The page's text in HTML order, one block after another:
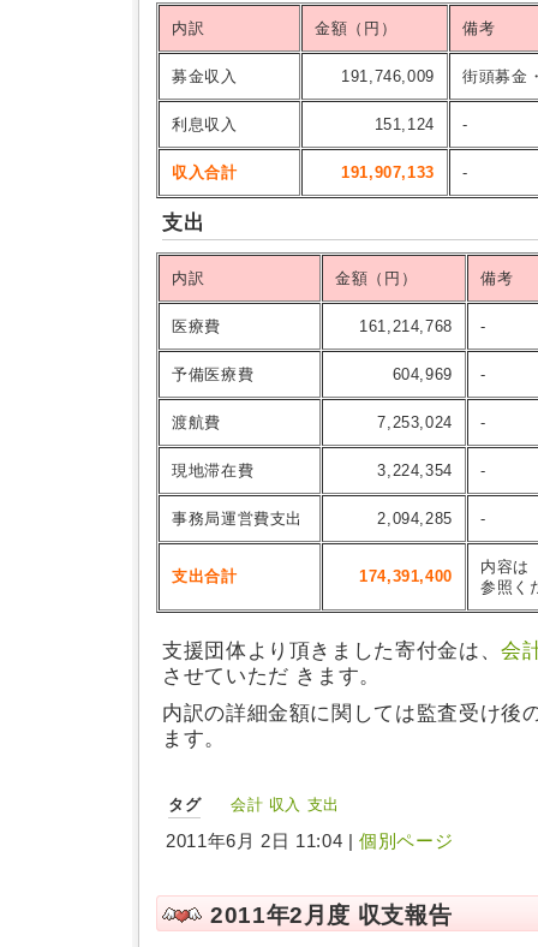
内訳 金額（円） 備考
募金収入 191,746,009 街頭募金
利息収入 151,124 -
収入合計 191,907,133 -
支出
内訳 金額（円） 備考
医療費 161,214,768 -
予備医療費 604,969 -
渡航費 7,253,024 -
現地滞在費 3,224,354 -
事務局運営費支出 2,094,285 -
支出合計 174,391,400
内容は
参照く
支援団体より頂きました寄付金は、会
させていただ きます。
内訳の詳細金額に関しては監査受け後
ます。
タグ 会計 収入 支出
2011年6月 2日 11:04 |個別ページ
2011年2月度 収支報告